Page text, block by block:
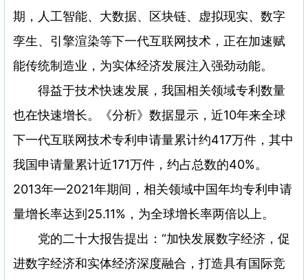
期，人工智能、大数据、区块链、虚拟现实、数字
孪生、引擎渲染等下一代互联网技术，正在加速赋
能传统制造业，为实体经济发展注入强劲动能。
得益于技术快速发展，我国相关领域专利数量
也在快速增长。《分析》数据显示，近10年来全球
下一代互联网技术专利申请量累计约417万件，其中
我国申请量累计近171万件，约占总数的40%。
2013年—2021年期间，相关领域中国年均专利申请
量增长率达到25.11%，为全球增长率两倍以上。
党的二十大报告提出：“加快发展数字经济，促
进数字经济和实体经济深度融合，打造具有国际竞